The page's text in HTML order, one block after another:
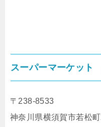
スーパーマーケッ
〒238-8533
神奈川県横須賀市若松